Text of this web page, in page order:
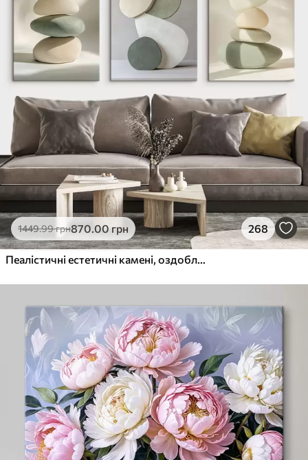
1449.99грн870.00 грн 268
Пеалістичні естетичні камені, оздоблення будинку, природне освітлення